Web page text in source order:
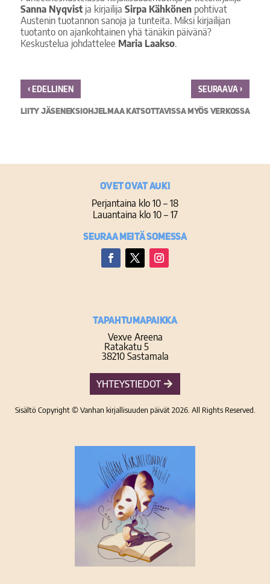
Sanna Nyqvistja kirjailija Sirpa Kähkönenpohtivat
Austenin tuotannon sanoja ja tunteita. Miksi kirjailijan
tuotanto on ajankohtainen yhä tänäkin päivänä?
Keskustelua johdattelee Maria Laakso.
‹EDELLINEN
LIITY JÄSENEKSI
SEURAAVA›
OHJELMAA KATSOTTAVISSA MYÖS VERKOSSA
Ovet ovat auki
Perjantaina klo 10 – 18
Lauantaina klo 10 – 17
Seuraa meitä somessa
TAPAHTUMAPAIKKA
Vexve Areena
Ratakatu 5
38210 Sastamala
YHTEYSTIEDOT
Sisältö Copyright © Vanhan kirjallisuuden päivät 2026. All Rights Reserved.